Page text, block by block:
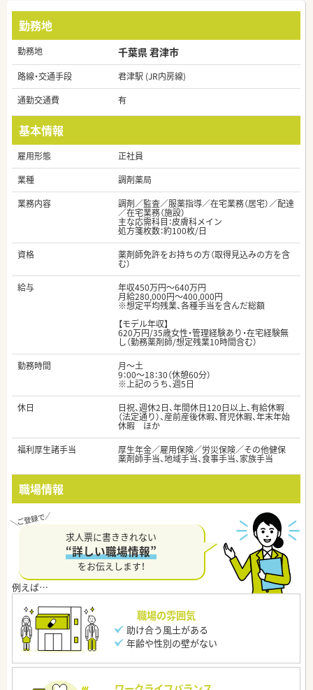
勤務地
勤務地 千葉県 君津市
路線・交通手段
君津駅 (JR内房線)
通勤交通費
有
基本情報
雇用形態
正社員
業種
調剤薬局
業務内容
調剤／監査／服薬指導／在宅業務（居宅）／配達
／在宅業務（施設）
主な応需科目：皮膚科メイン
処方箋枚数：約100枚/日
資格
薬剤師免許をお持ちの方（取得見込みの方を含
む）
給与
年収450万円～640万円
月給280,000円～400,000円
※想定平均残業、各種手当を含んだ総額
【モデル年収】
620万円/35歳女性・管理経験あり・在宅経験無
し（勤務薬剤師/想定残業10時間含む）
勤務時間
月～土
9：00～18：30（休憩60分）
※上記のうち、週5日
休日
日祝、週休2日、年間休日120日以上、有給休暇
（法定通り）、産前産後休暇、育児休暇、年末年始
休暇 ほか
福利厚生諸手当
厚生年金／雇用保険／労災保険／その他健保
薬剤師手当、地域手当、食事手当、家族手当
職場情報
求人票に書ききれない
“詳しい職場情報”
をお伝えします！
職場の雰囲気
助け合う風土がある
年齢や性別の壁がない